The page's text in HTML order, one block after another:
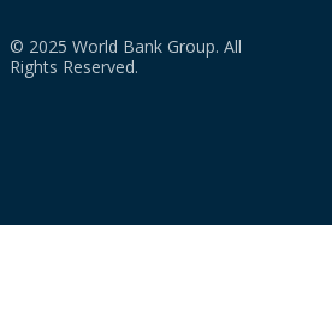
© 2025 World Bank Group. All
Rights Reserved.